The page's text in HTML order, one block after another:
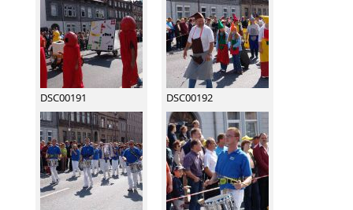
DSC00191 DSC00192